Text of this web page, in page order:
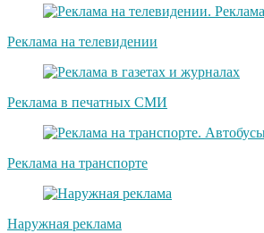
Реклама на телевидении
Реклама в печатных СМИ
Реклама на транспорте
Наружная реклама